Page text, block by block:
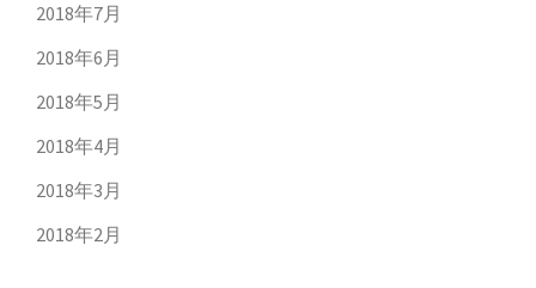
2018年7月
2018年6月
2018年5月
2018年4月
2018年3月
2018年2月